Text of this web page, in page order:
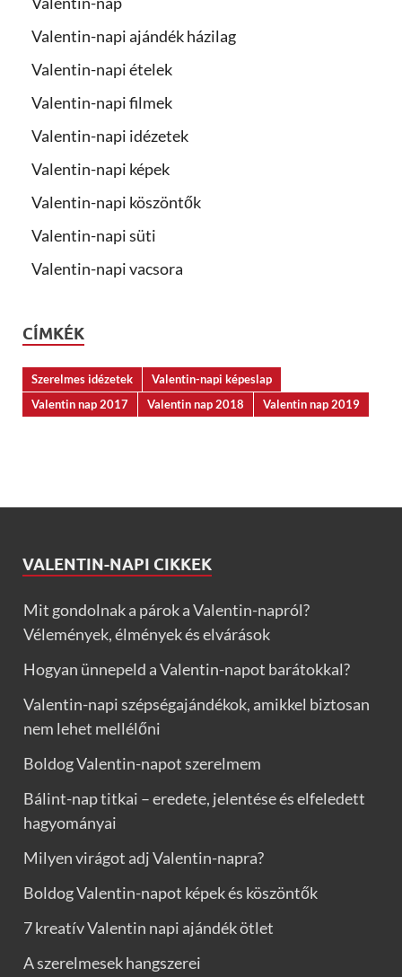
Valentin-napi ajándék házilag
Valentin-napi ételek
Valentin-napi filmek
Valentin-napi idézetek
Valentin-napi képek
Valentin-napi köszöntők
Valentin-napi süti
Valentin-napi vacsora
CÍMKÉK
Szerelmes idézetek
Valentin-napi képeslap
Valentin nap 2017
Valentin nap 2018 Valentin nap 2019
VALENTIN-NAPI CIKKEK
Mit gondolnak a párok a Valentin-napról?
Vélemények, élmények és elvárások
Hogyan ünnepeld a Valentin-napot barátokkal?
Valentin-napi szépségajándékok, amikkel biztosan
nem lehet mellélőni
Boldog Valentin-napot szerelmem
Bálint-nap titkai – eredete, jelentése és elfeledett
hagyományai
Milyen virágot adj Valentin-napra?
Boldog Valentin-napot képek és köszöntők
7 kreatív Valentin napi ajándék ötlet
A szerelmesek hangszerei